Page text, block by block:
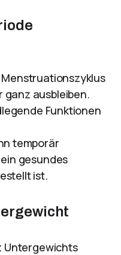
ausbleiben.
Funktionen
temporär
gesundes
ist.
Untergewichts